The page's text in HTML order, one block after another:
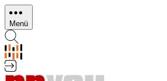
Direkt
zum
Inhalt
Menü